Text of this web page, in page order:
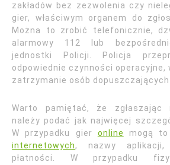
zakładów bez zezwolenia czy
gier, właściwym organem do
Można to zrobić telefonicznie,
alarmowy 112 lub
jednostki Policji. Policja
odpowiednie czynności
zatrzymanie osób
Warto pamiętać, że zgłaszając
należy podać jak najwięcej
W przypadku gier online
mogą
internetowych, nazwy aplikacji,
płatności. W przypadku